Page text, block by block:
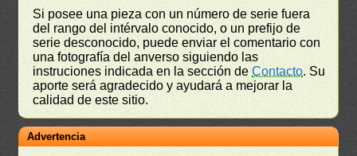
Si posee una pieza con un número de serie fuera
del rango del intérvalo conocido, o un prefijo de
serie desconocido, puede enviar el comentario con
una fotografía del anverso siguiendo las
instruciones indicada en la sección deContacto. Su
aporte será agradecido y ayudará a mejorar la
calidad de este sitio.
Advertencia